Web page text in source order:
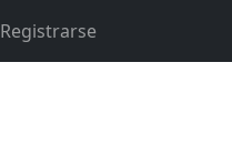
Registrarse